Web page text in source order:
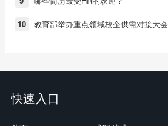
10 教育部举办重点领域校企供需对接大会
快速入口